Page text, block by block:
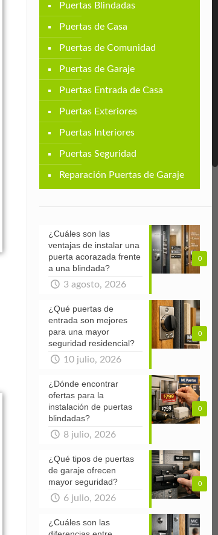
Puertas Blindadas
Puertas de Casa
Puertas de Comunidad
Puertas de Garaje
Puertas Entrada de Casa
Puertas Exteriores
Puertas Interiores
Puertas Seguridad
Reparación Puertas de Garaje
0
¿Cuáles son las
ventajas de instalar una
puerta acorazada frente
a una blindada?
3 agosto, 2026
0
¿Qué puertas de
entrada son mejores
para una mayor
seguridad residencial?
10 julio, 2026
0
¿Dónde encontrar
ofertas para la
instalación de puertas
blindadas?
8 julio, 2026
0
¿Qué tipos de puertas
de garaje ofrecen
mayor seguridad?
6 julio, 2026
¿Cuáles son las